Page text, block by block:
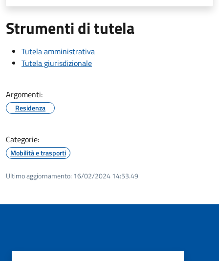
Strumenti di tutela
Tutela amministrativa
Tutela giurisdizionale
Argomenti:
Residenza
Categorie:
Mobilità e trasporti
Ultimo aggiornamento: 16/02/2024 14:53.49